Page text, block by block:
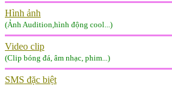
Hình ảnh
(Ảnh Audition,hình động cool...)
Video clip
(Clip bóng đá, âm nhạc, phim...)
SMS đặc biệt